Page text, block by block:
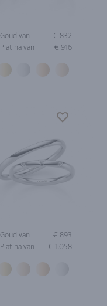
Goud van
€ 832
Platina van
€ 916
Goud van
€ 893
Platina van
€ 1.058